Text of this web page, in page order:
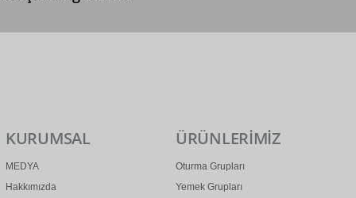
KURUMSAL
MEDYA
Hakkımızda
ÜRÜNLERİMİZ
Oturma Grupları
Yemek Grupları